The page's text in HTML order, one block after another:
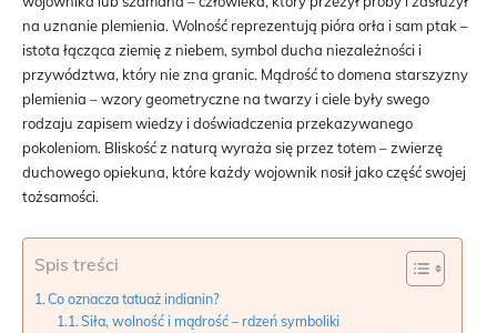
na uznanie plemienia. Wolność reprezentują pióra orła i sam ptak –
istota łącząca ziemię z niebem, symbol ducha niezależności i
przywództwa, który nie zna granic. Mądrość to domena starszyzny
plemienia – wzory geometryczne na twarzy i ciele były swego
rodzaju zapisem wiedzy i doświadczenia przekazywanego
pokoleniom. Bliskość z naturą wyraża się przez totem – zwierzę
duchowego opiekuna, które każdy wojownik nosił jako część swojej
tożsamości.
Spis treści
Co oznacza tatuaż indianin?
Siła, wolność i mądrość – rdzeń symboliki